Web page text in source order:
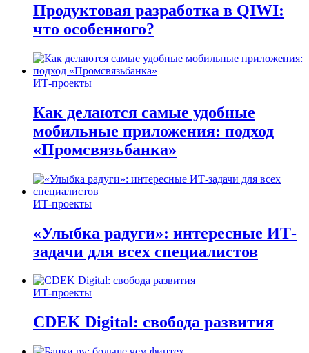
Продуктовая разработка в QIWI:
что особенного?
ИТ-проекты
Как делаются самые удобные
мобильные приложения: подход
«Промсвязьбанка»
ИТ-проекты
«Улыбка радуги»: интересные ИТ-
задачи для всех специалистов
ИТ-проекты
CDEK Digital: свобода развития